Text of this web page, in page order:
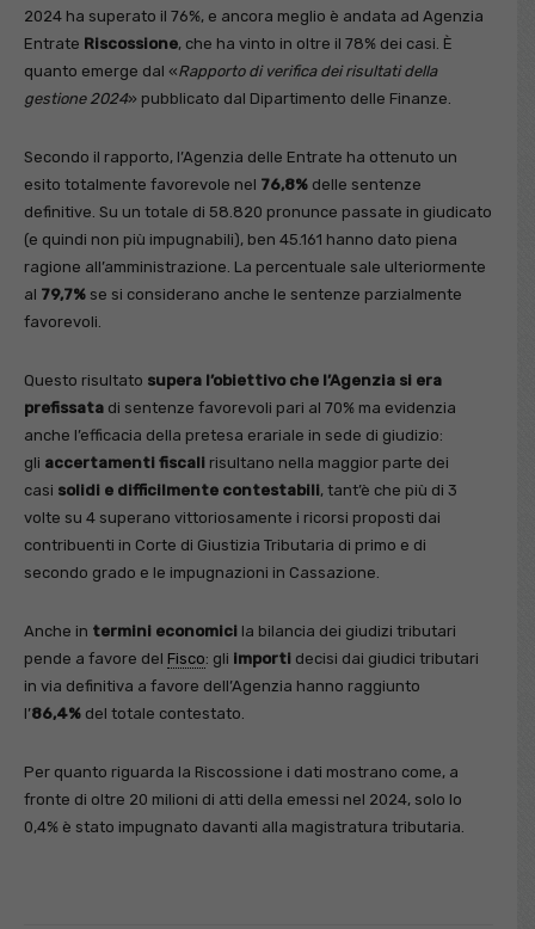
2024 ha superato il 76%, e ancora meglio è andata ad Agenzia
Entrate Riscossione, che ha vinto in oltre il 78% dei casi. È
quanto emerge dal «Rapporto di verifica dei risultati della
gestione 2024» pubblicato dal Dipartimento delle Finanze.
Secondo il rapporto, l’Agenzia delle Entrate ha ottenuto un
esito totalmente favorevole nel 76,8% delle sentenze
definitive. Su un totale di 58.820 pronunce passate in giudicato
(e quindi non più impugnabili), ben 45.161 hanno dato piena
ragione all’amministrazione. La percentuale sale ulteriormente
al 79,7% se si considerano anche le sentenze parzialmente
favorevoli.
Questo risultato supera l’obiettivo che l’Agenzia si era
prefissata di sentenze favorevoli pari al 70% ma evidenzia
anche l’efficacia della pretesa erariale in sede di giudizio:
gli accertamenti fiscali risultano nella maggior parte dei
casi solidi e difficilmente contestabili, tant’è che più di 3
volte su 4 superano vittoriosamente i ricorsi proposti dai
contribuenti in Corte di Giustizia Tributaria di primo e di
secondo grado e le impugnazioni in Cassazione.
Anche in termini economici la bilancia dei giudizi tributari
pende a favore del Fisco: gli importi decisi dai giudici tributari
in via definitiva a favore dell’Agenzia hanno raggiunto
l’86,4% del totale contestato.
Per quanto riguarda la Riscossione i dati mostrano come, a
fronte di oltre 20 milioni di atti della emessi nel 2024, solo lo
0,4% è stato impugnato davanti alla magistratura tributaria.